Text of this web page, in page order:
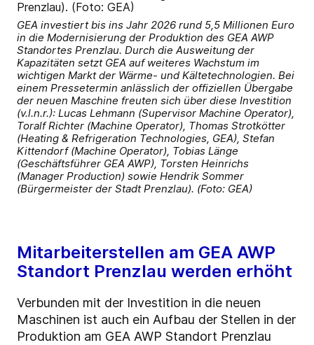
GEA investiert bis ins Jahr 2026 rund 5,5 Millionen Euro
in die Modernisierung der Produktion des GEA AWP
Standortes Prenzlau. Durch die Ausweitung der
Kapazitäten setzt GEA auf weiteres Wachstum im
wichtigen Markt der Wärme- und Kältetechnologien. Bei
einem Pressetermin anlässlich der offiziellen Übergabe
der neuen Maschine freuten sich über diese Investition
(v.l.n.r.): Lucas Lehmann (Supervisor Machine Operator),
Toralf Richter (Machine Operator), Thomas Strotkötter
(Heating & Refrigeration Technologies, GEA), Stefan
Kittendorf (Machine Operator), Tobias Länge
(Geschäftsführer GEA AWP), Torsten Heinrichs
(Manager Production) sowie Hendrik Sommer
(Bürgermeister der Stadt Prenzlau). (Foto: GEA)
Mitarbeiterstellen am GEA AWP
Standort Prenzlau werden erhöht
Verbunden mit der Investition in die neuen
Maschinen ist auch ein Aufbau der Stellen in der
Produktion am GEA AWP Standort Prenzlau